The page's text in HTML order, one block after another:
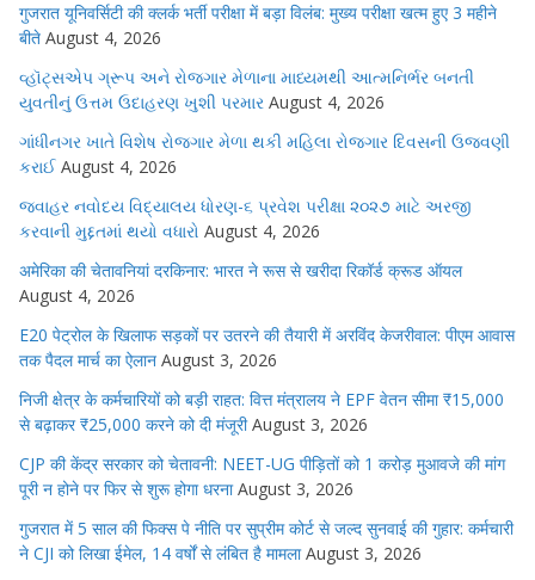
गुजरात यूनिवर्सिटी की क्लर्क भर्ती परीक्षा में बड़ा विलंब: मुख्य परीक्षा खत्म हुए 3 महीने
बीते August 4, 2026
વ્હૉટ્સએપ ગ્રૂપ અને રોજગાર મેળાના માધ્યમથી આત્મનિર્ભર બનતી
યુવતીનું ઉત્તમ ઉદાહરણ ખુશી પરમાર August 4, 2026
ગાંધીનગર ખાતે વિશેષ રોજગાર મેળા થકી મહિલા રોજગાર દિવસની ઉજવણી
કરાઈ August 4, 2026
જવાહર નવોદય વિદ્યાલય ધોરણ-૬ પ્રવેશ પરીક્ષા ૨૦૨૭ માટે અરજી
કરવાની મુદ્દતમાં થયો વધારો August 4, 2026
अमेरिका की चेतावनियां दरकिनार: भारत ने रूस से खरीदा रिकॉर्ड क्रूड ऑयल
August 4, 2026
E20 पेट्रोल के खिलाफ सड़कों पर उतरने की तैयारी में अरविंद केजरीवाल: पीएम आवास
तक पैदल मार्च का ऐलान August 3, 2026
निजी क्षेत्र के कर्मचारियों को बड़ी राहत: वित्त मंत्रालय ने EPF वेतन सीमा ₹15,000
से बढ़ाकर ₹25,000 करने को दी मंजूरी August 3, 2026
CJP की केंद्र सरकार को चेतावनी: NEET-UG पीड़ितों को 1 करोड़ मुआवजे की मांग
पूरी न होने पर फिर से शुरू होगा धरना August 3, 2026
गुजरात में 5 साल की फिक्स पे नीति पर सुप्रीम कोर्ट से जल्द सुनवाई की गुहार: कर्मचारी
ने CJI को लिखा ईमेल, 14 वर्षों से लंबित है मामला August 3, 2026